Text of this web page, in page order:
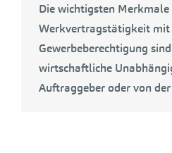
Die wichtigsten Merkmale
Werkvertragstätigkeit mit
Gewerbeberechtigung
wirtschaftliche
Auftraggeber oder von